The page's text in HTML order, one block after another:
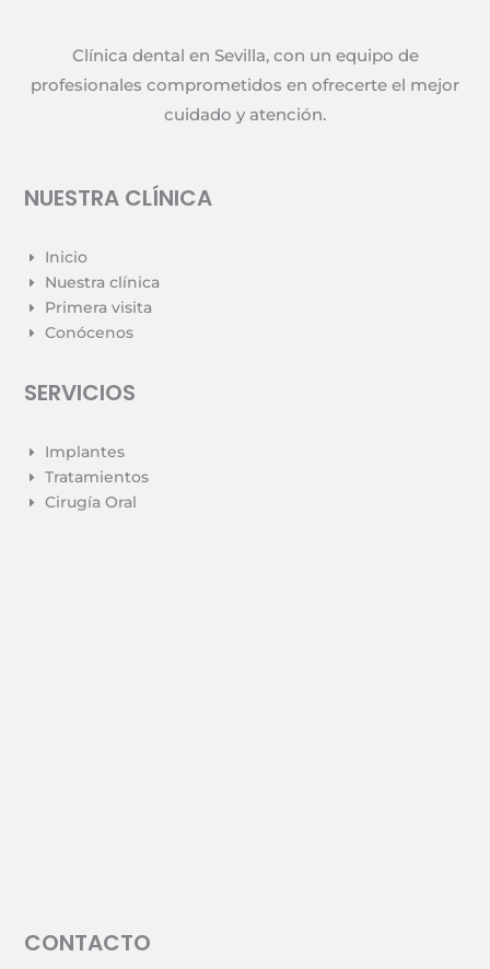
Clínica dental en Sevilla, con un equipo de
profesionales comprometidos en ofrecerte el mejor
cuidado y atención.
NUESTRA CLÍNICA
E Inicio
E Nuestra clínica
E Primera visita
E Conócenos
SERVICIOS
E Implantes
E Tratamientos
E Cirugía Oral
CONTACTO